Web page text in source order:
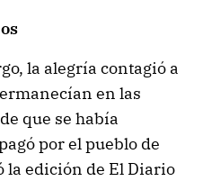
la alegría contagió a
en las
que se había
por el pueblo de
la edición de El Diario